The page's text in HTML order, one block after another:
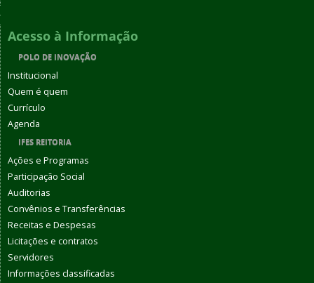
Acesso à Informação
POLO DE INOVAÇÃO
Institucional
Quem é quem
Currículo
Agenda
IFES REITORIA
Ações e Programas
Participação Social
Auditorias
Convênios e Transferências
Receitas e Despesas
Licitações e contratos
Servidores
Informações classificadas